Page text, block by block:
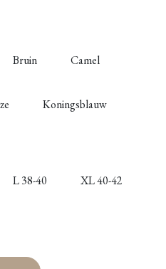
Bruin Camel
Koningsblauw
L 38-40 XL 40-42